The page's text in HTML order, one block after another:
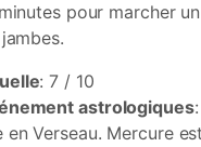
pour marcher
: 7 / 10
astrologiques
en Verseau. Mercure